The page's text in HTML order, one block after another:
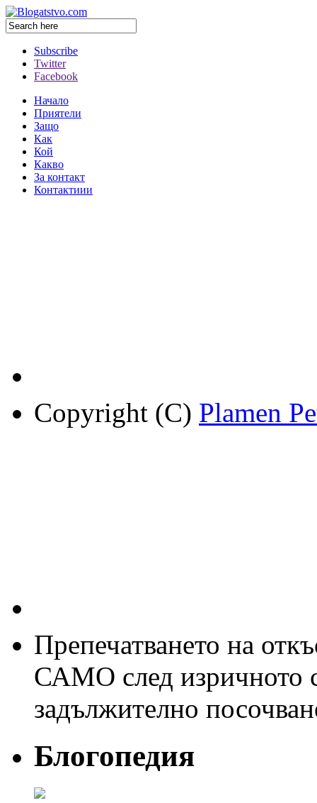
Subscribe
Twitter
Facebook
Начало
Приятели
Защо
Как
Кой
Какво
За контакт
Контактиии
Copyright (C) Plamen
Препечатването на
САМО след изричното
задължително
Блогопедия